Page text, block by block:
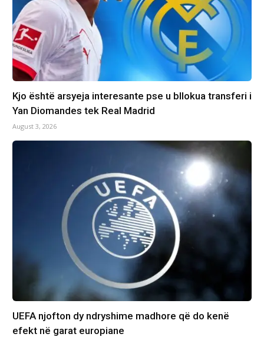
Kjo është arsyeja interesante pse u bllokua transferi i
Yan Diomandes tek Real Madrid
August 3, 2026
UEFA njofton dy ndryshime madhore që do kenë
efekt në garat europiane